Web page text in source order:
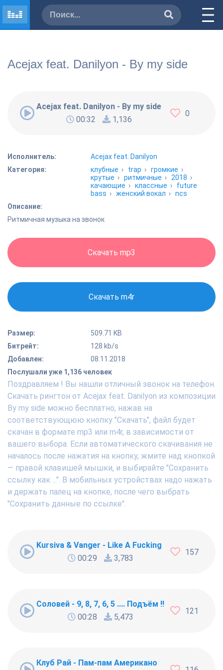
Acejax feat. Danilyon - By my side
Acejax feat. Danilyon - By my side
00:32
1,136
0
Исполнитель:
Acejax feat. Danilyon
Категория:
клубные › trap ›громкие ›
крутые ›ритмичные › 2018 ›
качающие ›классные › future
bass ›женский вокал ›ncs
Описание:
Ритмичная музыка на звонок
Скачать mp3
Скачать m4r
Размер:
509.71 KB
Битрейт:
128 kb/s
Добавлен:
08.11.2018
Послушали уже 1,136 человек
Поздравляем ! Вы нашли отличный звонок на телефон.
Скачать рингтон от Acejax feat. Danilyon из композиции
By my side можно бесплатно, нажав на
соответствующюю кнопку "Скачать", файл будет
скачан в формате mp3 или m4r, в зависимости от
вашего выбора. Если автоматического скачивания не
началось после нажатия на кнопку, жмите над кнопкой
— правой клавишей мышки, и выбирайте "Сохранить
ссылку как ...". В мобильных устройствах надо нажать
и держать палец на кнопке, после чего выбрать
"Сохранить данные по ссылке".
Kursiva & Vanger - Like A Fucking Newbie
00:29
3,783
157
Соловей - 9, 8, 7, 6, 5 .... Подъём !!!
00:28
5,473
121
Клуб Рай - Пам-пам Американо